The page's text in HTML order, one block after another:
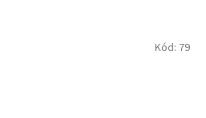
Kód: 79